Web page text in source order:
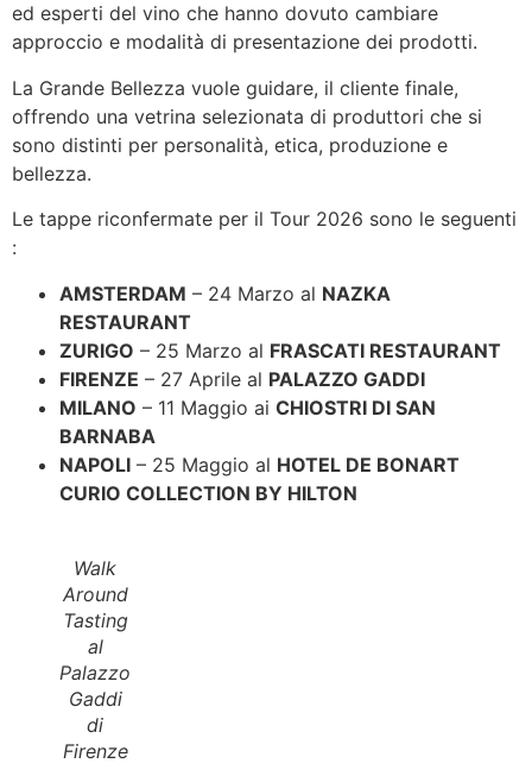
ed esperti del vino che hanno dovuto cambiare
approccio e modalità di presentazione dei prodotti.
La Grande Bellezza vuole guidare, il cliente finale,
offrendo una vetrina selezionata di produttori che si
sono distinti per personalità, etica, produzione e
bellezza.
Le tappe riconfermate per il Tour 2026 sono le seguenti
:
AMSTERDAM – 24 Marzo al NAZKA
RESTAURANT
ZURIGO – 25 Marzo al FRASCATI RESTAURANT
FIRENZE – 27 Aprile al PALAZZO GADDI
MILANO – 11 Maggio ai CHIOSTRI DI SAN
BARNABA
NAPOLI – 25 Maggio al HOTEL DE BONART
CURIO COLLECTION BY HILTON
Walk
Around
Tasting
al
Palazzo
Gaddi
di
Firenze